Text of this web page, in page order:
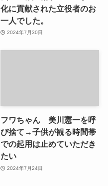
化に貢献された立役者のお
一人でした。
2024年7月30日
フワちゃん 美川憲一を呼
び捨て→子供が観る時間帯
での起用は止めていただき
たい
2024年7月24日